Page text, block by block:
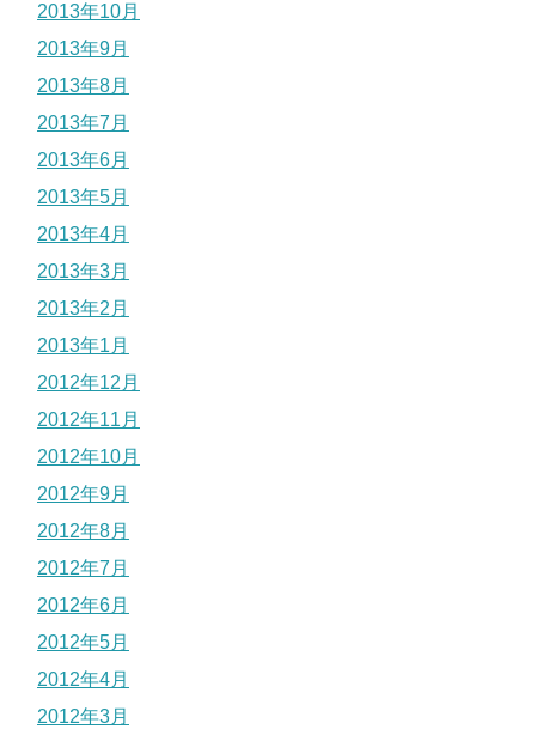
2013年10月
2013年9月
2013年8月
2013年7月
2013年6月
2013年5月
2013年4月
2013年3月
2013年2月
2013年1月
2012年12月
2012年11月
2012年10月
2012年9月
2012年8月
2012年7月
2012年6月
2012年5月
2012年4月
2012年3月